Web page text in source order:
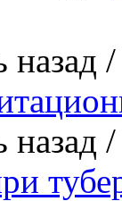
назад
назад